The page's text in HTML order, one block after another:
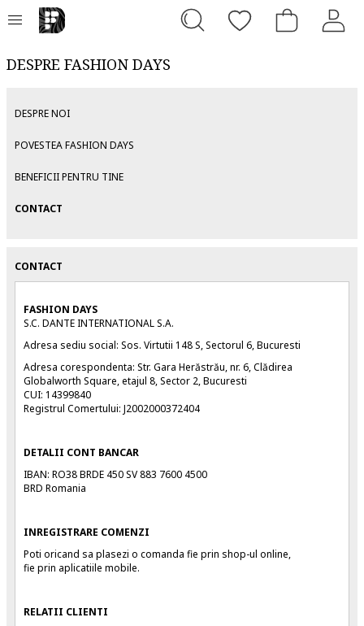
DESPRE FASHION DAYS
DESPRE NOI
POVESTEA FASHION DAYS
BENEFICII PENTRU TINE
CONTACT
CONTACT
FASHION DAYS
S.C. DANTE INTERNATIONAL S.A.
Adresa sediu social: Sos. Virtutii 148 S, Sectorul 6, Bucuresti
Adresa corespondenta: Str. Gara Herăstrău, nr. 6, Clădirea
Globalworth Square, etajul 8, Sector 2, Bucuresti
CUI: 14399840
Registrul Comertului: J2002000372404
DETALII CONT BANCAR
IBAN: RO38 BRDE 450 SV 883 7600 4500
BRD Romania
INREGISTRARE COMENZI
Poti oricand sa plasezi o comanda fie prin shop-ul online,
fie prin aplicatiile mobile.
RELATII CLIENTI